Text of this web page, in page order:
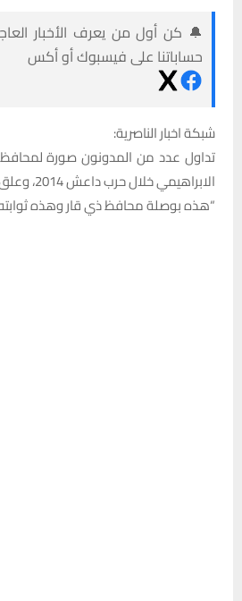
🔔 كن أول من يعرف الأخبار
حساباتنا على فيسبوك أو أكس
شبكة اخبار الناصرية:
تداول عدد من المدونون صورة
الابراهيمي خلال حرب داعش 2014، وعلق احدهم بالقول:
“هذه بوصلة محافظ ذي قار وهذه